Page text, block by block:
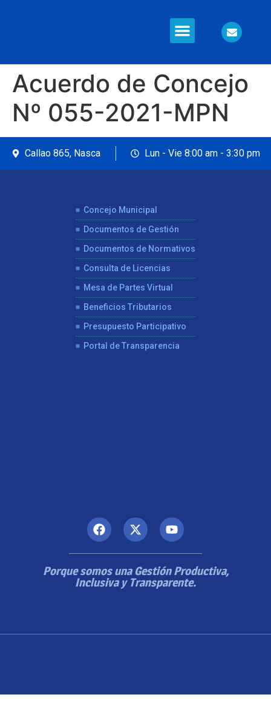
Acuerdo de Concejo
Nº 055-2021-MPN
Callao 865, Nasca Lun - Vie 8:00 am - 3:30 pm
Concejo Municipal
Documentos de Gestión
Documentos de Normativos
Consulta de Licencias
Mesa de Partes Virtual
Beneficios Tributarios
Presupuesto Participativo
Portal de Transparencia
Porque somos una Gestión Productiva,
Inclusiva y Transparente.